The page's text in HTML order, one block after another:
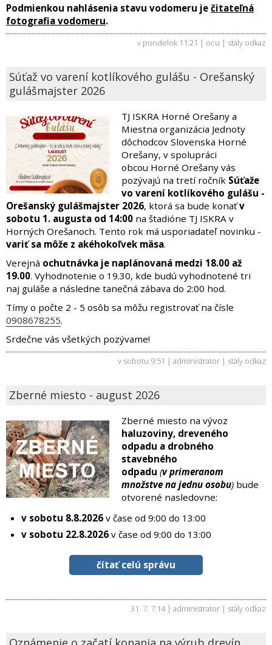
Podmienkou nahlásenia stavu vodomeru je čitateľná
fotografia vodomeru.
v pondelok 11:21 | ocu | stály odkaz
Súťaž vo varení kotlíkového gulášu - Orešanský
gulášmajster 2026
TJ ISKRA Horné Orešany a
Miestna organizácia Jednoty
dôchodcov Slovenska Horné
Orešany, v spolupráci
obcou Horné Orešany vás
pozývajú na tretí ročník Súťaže
vo varení kotlíkového gulášu -
Orešanský gulášmajster 2026, ktorá sa bude konaťv
sobotu 1. augusta od 14:00 na štadióne TJ ISKRA v
Horných Orešanoch. Tento rok má usporiadateľ novinku -
variť sa môže z akéhokoľvek mäsa.
Verejná ochutnávka je naplánovaná medzi 18.00 až
19.00. Vyhodnotenie o 19.30, kde budú vyhodnotené tri
naj guláše a následne tanečná zábava do 2:00 hod.
Tímy o počte 2 - 5 osôb sa môžu registrovať na čísle
0908678255.
Srdečne vás všetkých pozývame!
v sobotu 9:51 | administrator | stály odkaz
Zberné miesto - august 2026
Zberné miesto na vývoz
haluzoviny, dreveného
odpadu a drobného
stavebného
odpadu (v primeranom
množstve na jednu osobu) bude
otvorené nasledovne:
v sobotu 8.8.2026 v čase od 9:00 do 13:00
v sobotu 22.8.2026 v čase od 9:00 do 13:00
čítať celú správu
31. 7. 7:14 | administrator | stály odkaz